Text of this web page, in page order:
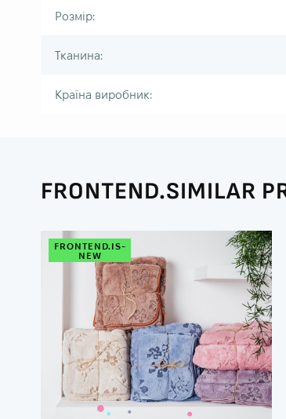
Розмір:
Тканина:
Країна виробник:
FRONTEND.SIMILAR
FRONTEND.IS-
NEW